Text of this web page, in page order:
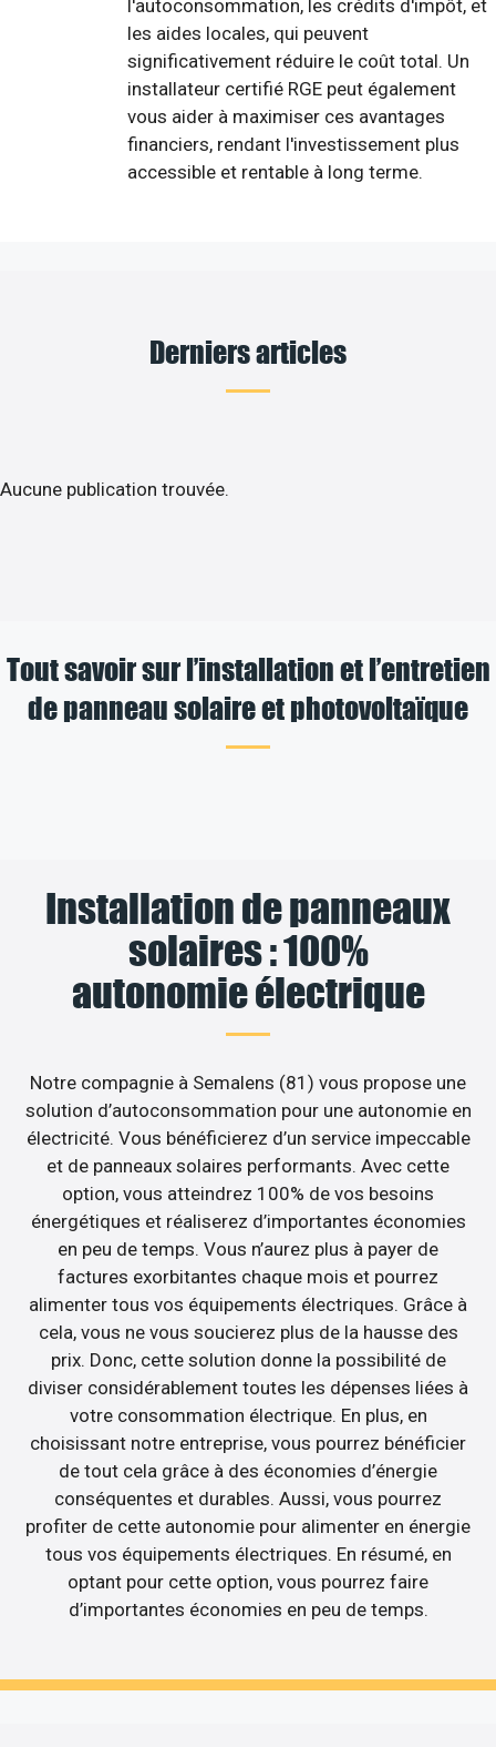
l'autoconsommation, les crédits d'impôt, et
les aides locales, qui peuvent
significativement réduire le coût total. Un
installateur certifié RGE peut également
vous aider à maximiser ces avantages
financiers, rendant l'investissement plus
accessible et rentable à long terme.
Derniers articles
Aucune publication trouvée.
Tout savoir sur l’installation et l’entretien
de panneau solaire et photovoltaïque
Installation de panneaux
solaires : 100%
autonomie électrique
Notre compagnie à Semalens (81) vous propose une
solution d’autoconsommation pour une autonomie en
électricité. Vous bénéficierez d’un service impeccable
et de panneaux solaires performants. Avec cette
option, vous atteindrez 100% de vos besoins
énergétiques et réaliserez d’importantes économies
en peu de temps. Vous n’aurez plus à payer de
factures exorbitantes chaque mois et pourrez
alimenter tous vos équipements électriques. Grâce à
cela, vous ne vous soucierez plus de la hausse des
prix. Donc, cette solution donne la possibilité de
diviser considérablement toutes les dépenses liées à
votre consommation électrique. En plus, en
choisissant notre entreprise, vous pourrez bénéficier
de tout cela grâce à des économies d’énergie
conséquentes et durables. Aussi, vous pourrez
profiter de cette autonomie pour alimenter en énergie
tous vos équipements électriques. En résumé, en
optant pour cette option, vous pourrez faire
d’importantes économies en peu de temps.